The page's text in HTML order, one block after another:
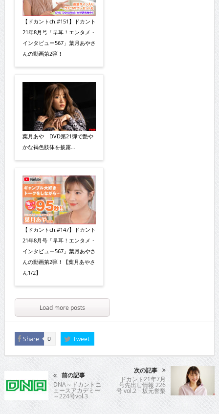
【ドカントch.#151】ドカント
21年8月号「早耳！エンタメ・
インタビュー567」葉月あやさ
んの動画第2弾！
葉月あや DVD第21弾で艶や
かな褐色肢体を披露…
【ドカントch.#147】ドカント
21年8月号「早耳！エンタメ・
インタビュー567」葉月あやさ
んの動画第2弾！【葉月あやさ
ん1/2】
Load more posts
Share 0 Tweet
前の記事
DNA～ドカントニ
ュースアカデミー
～224号vol.3
次の記事
ドカント21年7月
号先出し情報 226
号 vol.2 坂元誉梨
さん